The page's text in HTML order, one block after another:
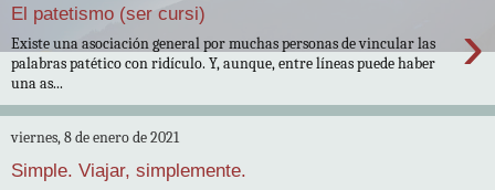
El patetismo (ser cursi) ›
Existe una asociación general por muchas personas de vincular las
palabras patético con ridículo. Y, aunque, entre líneas puede haber
una as...
viernes, 8 de enero de 2021
Simple. Viajar, simplemente.